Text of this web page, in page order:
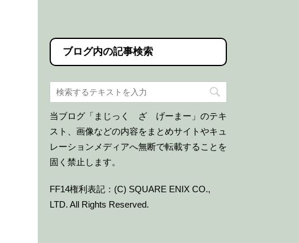
ブログ内の記事検索
当ブログ「まじっく ざ げーまー」のテキ
スト、画像などの内容をまとめサイトやキュ
レーションメディアへ無断で転載することを
固く禁止します。
FF14権利表記：(C) SQUARE ENIX CO.,
LTD. All Rights Reserved.